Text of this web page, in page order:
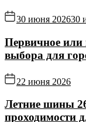
30 июня 202630
Первичное или
выбора для
22 июня 2026
Летние шины
проходимости